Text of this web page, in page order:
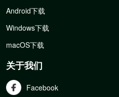
Android下载
Windows下载
macOS下载
关于我们
Facebook